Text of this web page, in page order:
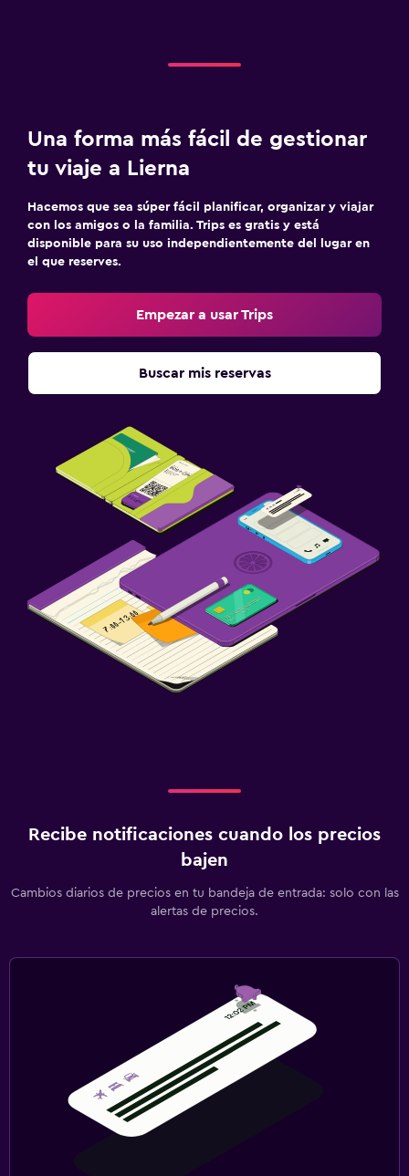
Una forma más fácil de gestionar
tu viaje a Lierna
Hacemos que sea súper fácil planificar, organizar y viajar
con los amigos o la familia. Trips es gratis y está
disponible para su uso independientemente del lugar en
el que reserves.
Empezar a usar Trips
Buscar mis reservas
Recibe notificaciones cuando los precios
bajen
Cambios diarios de precios en tu bandeja de entrada: solo con las
alertas de precios.